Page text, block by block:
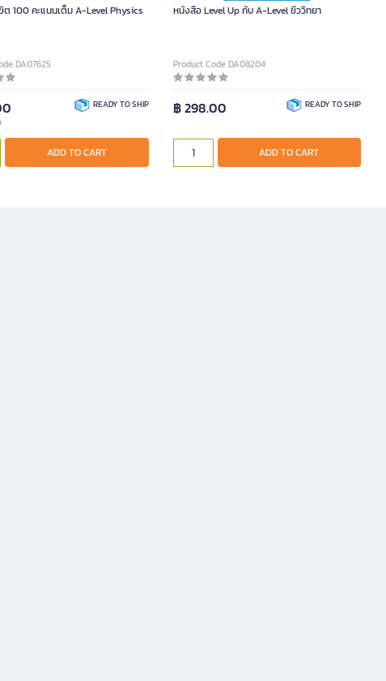
100 คะแนนเต็ม A-Level Physics
DA07625
READY TO SHIP
ADD TO CART
หนังสือ Level Up กับ A-Level ชีววิทยา
Product Code DA08204
฿ 298.00 READY TO SHIP
ADD TO CART